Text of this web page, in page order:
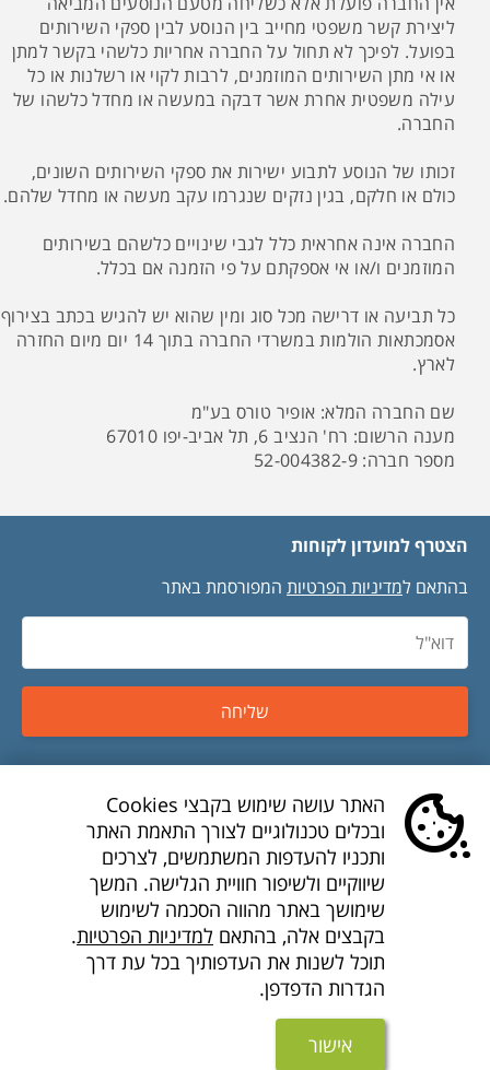
ליצירת קשר משפטי מחייב בין הנוסע לבין ספקי השירותים
בפועל. לפיכך לא תחול על החברה אחריות כלשהי בקשר למתן
או אי מתן השירותים המוזמנים, לרבות לקוי או רשלנות או כל
עילה משפטית אחרת אשר דבקה במעשה או מחדל כלשהו של
החברה.
זכותו של הנוסע לתבוע ישירות את ספקי השירותים השונים,
כולם או חלקם, בגין נזקים שנגרמו עקב מעשה או מחדל שלהם.
החברה אינה אחראית כלל לגבי שינויים כלשהם בשירותים
המוזמנים ו/או אי אספקתם על פי הזמנה אם בכלל.
כל תביעה או דרישה מכל סוג ומין שהוא יש להגיש בכתב בצירוף
אסמכתאות הולמות במשרדי החברה בתוך 14 יום מיום החזרה
לארץ.
שם החברה המלא: אופיר טורס בע"מ
מענה הרשום: רח' הנציב 6, תל אביב-יפו 67010
מספר חברה: 52-004382-9
הצטרף למועדון לקוחות
בהתאם למדיניות הפרטיות המפורסמת באתר
שליחה
טיסות זולות
טיסות לואו קוסט
דילים לואו קוסט
חברות תעופה
חבילות נופש זולות
האתר עושה שימוש בקבצי Cookies
ובכלים טכנולוגיים לצורך התאמת האתר
ותכניו להעדפות המשתמשים, לצרכים
שיווקיים ולשיפור חוויית הגלישה. המשך
שימושך באתר מהווה הסכמה לשימוש
בקבצים אלה, בהתאם למדיניות הפרטיות.
תוכל לשנות את העדפותיך בכל עת דרך
הגדרות הדפדפן.
אישור